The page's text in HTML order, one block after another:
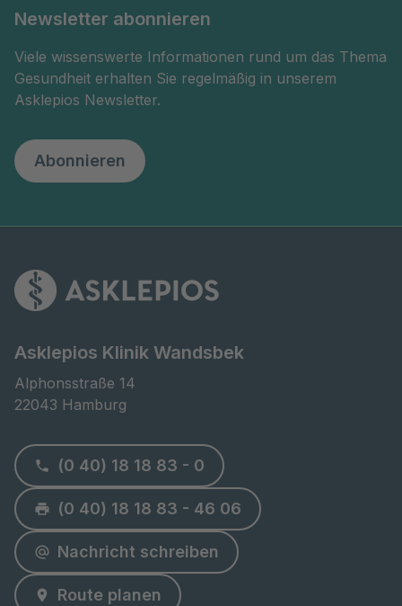
Newsletter abonnieren
Viele wissenswerte Informationen rund um das Thema
Gesundheit erhalten Sie regelmäßig in unserem
Asklepios Newsletter.
Abonnieren
Asklepios Klinik Wandsbek
Alphonsstraße 14
22043 Hamburg
(0 40) 18 18 83 - 0
(0 40) 18 18 83 - 46 06
Nachricht schreiben
Route planen